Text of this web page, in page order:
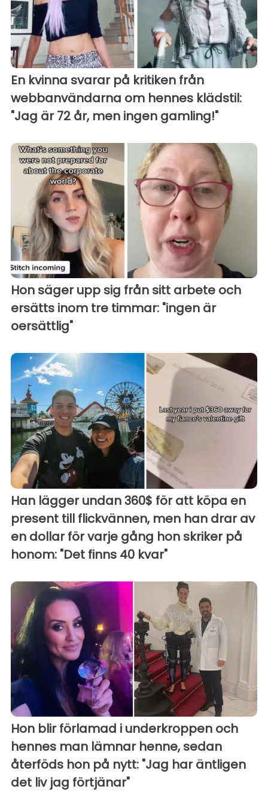
En kvinna svarar på kritiken från
webbanvändarna om hennes klädstil:
"Jag är 72 år, men ingen gamling!"
Hon säger upp sig från sitt arbete och
ersätts inom tre timmar: "ingen är
oersättlig"
Han lägger undan 360$ för att köpa en
present till flickvännen, men han drar av
en dollar för varje gång hon skriker på
honom: "Det finns 40 kvar"
Hon blir förlamad i underkroppen och
hennes man lämnar henne, sedan
återföds hon på nytt: "Jag har äntligen
det liv jag förtjänar"